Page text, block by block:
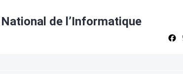
de l’Informatique